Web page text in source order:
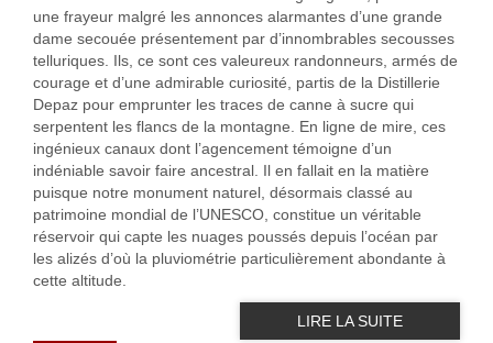
une frayeur malgré les annonces alarmantes d’une grande
dame secouée présentement par d’innombrables secousses
telluriques. Ils, ce sont ces valeureux randonneurs, armés de
courage et d’une admirable curiosité, partis de la Distillerie
Depaz pour emprunter les traces de canne à sucre qui
serpentent les flancs de la montagne. En ligne de mire, ces
ingénieux canaux dont l’agencement témoigne d’un
indéniable savoir faire ancestral. Il en fallait en la matière
puisque notre monument naturel, désormais classé au
patrimoine mondial de l’UNESCO, constitue un véritable
réservoir qui capte les nuages poussés depuis l’océan par
les alizés d’où la pluviométrie particulièrement abondante à
cette altitude.
LIRE LA SUITE